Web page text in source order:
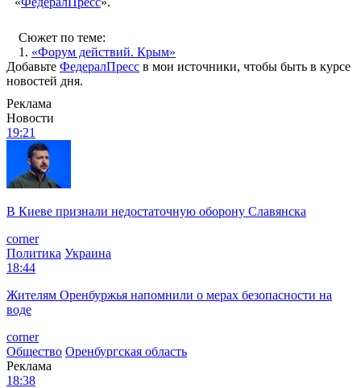
Сюжет по теме:
1. «Форум действий. Крым»
Добавьте ФедералПресс в мои источники, чтобы быть в курсе
новостей дня.
Реклама
Новости
19:21
В Киеве признали недостаточную оборону Славянска
corner
Политика Украина
18:44
Жителям Оренбуржья напомнили о мерах безопасности на
воде
corner
Общество Оренбургская область
Реклама
18:38